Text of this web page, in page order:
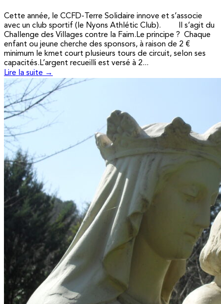
Cette année, le CCFD-Terre Solidaire innove et s’associe
avec un club sportif (le Nyons Athlétic Club). Il s’agit du
Challenge des Villages contre la Faim.Le principe ? Chaque
enfant ou jeune cherche des sponsors, à raison de 2 €
minimum le kmet court plusieurs tours de circuit, selon ses
capacités.L’argent recueilli est versé à 2...
Lire la suite →